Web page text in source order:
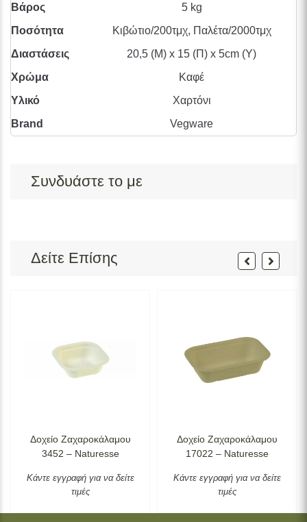
Βάρος
5 kg
Ποσότητα
Κιβώτιο/200τμχ, Παλέτα/2000τμχ
Διαστάσεις
20,5 (Μ) x 15 (Π) x 5cm (Υ)
Χρώμα
Καφέ
Υλικό
Χαρτόνι
Brand
Vegware
Συνδυάστε το με
Δείτε Επίσης
Δοχείο Ζαχαροκάλαμου
3452 – Naturesse
Κάντε εγγραφή για να δείτε
τιμές
Δοχείο Ζαχαροκάλαμου
17022 – Naturesse
Κάντε εγγραφή για να δείτε
τιμές